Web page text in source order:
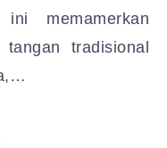
memamerkan
tradisional